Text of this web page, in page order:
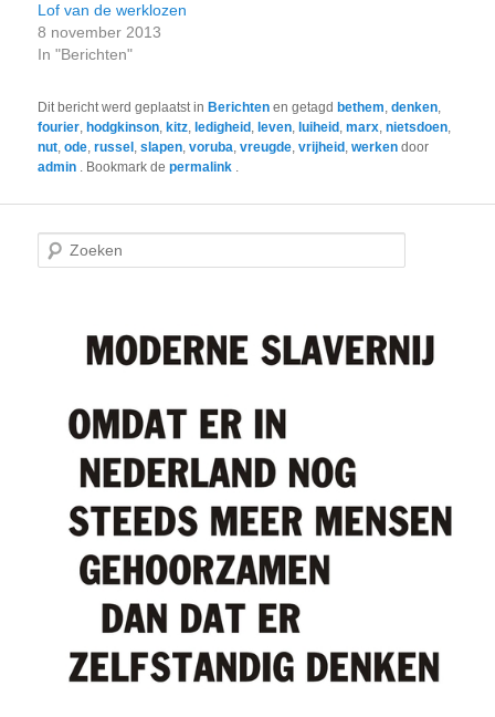
Lof van de werklozen
8 november 2013
In "Berichten"
Dit bericht werd geplaatst in Berichten en getagd bethem,denken,
fourier, hodgkinson, kitz, ledigheid , leven, luiheid ,marx,nietsdoen,
nut,ode,russel ,slapen,voruba,vreugde,vrijheid ,werken door
admin . Bookmark depermalink .
e